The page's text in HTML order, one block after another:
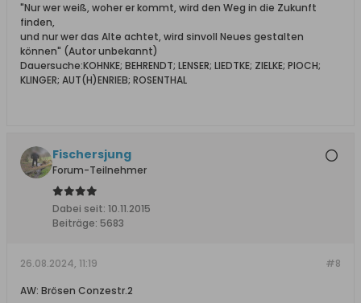
"Nur wer weiß, woher er kommt, wird den Weg in die Zukunft
finden,
und nur wer das Alte achtet, wird sinvoll Neues gestalten
können" (Autor unbekannt)
Dauersuche:KOHNKE; BEHRENDT; LENSER; LIEDTKE; ZIELKE; PIOCH;
KLINGER; AUT(H)ENRIEB; ROSENTHAL
Fischersjung
Forum-Teilnehmer
Dabei seit: 10.11.2015
Beiträge: 5683
#8
26.08.2024, 11:19
AW: Brösen Conzestr.2